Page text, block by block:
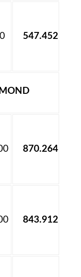
547.452
870.264
843.912